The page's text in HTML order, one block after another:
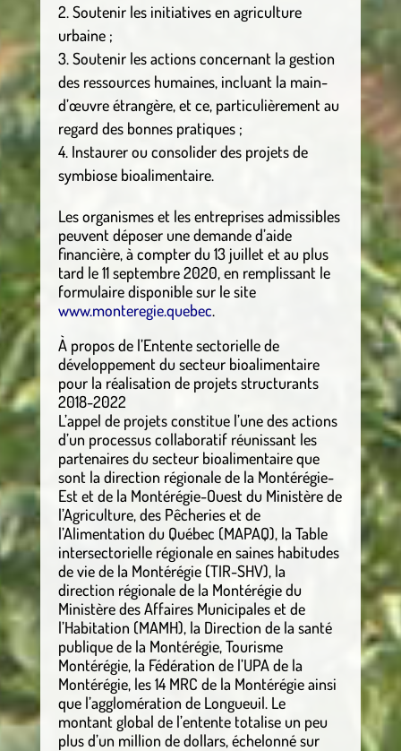
Soutenir les initiatives en agriculture
urbaine ;
Soutenir les actions concernant la gestion
des ressources humaines, incluant la main-
d’œuvre étrangère, et ce, particulièrement au
regard des bonnes pratiques ;
Instaurer ou consolider des projets de
symbiose bioalimentaire.
Les organismes et les entreprises admissibles
peuvent déposer une demande d’aide
financière, à compter du 13 juillet et au plus
tard le 11 septembre 2020, en remplissant le
formulaire disponible sur le site
www.monteregie.quebec.
À propos de l’Entente sectorielle de
développement du secteur bioalimentaire
pour la réalisation de projets structurants
2018-2022
L’appel de projets constitue l’une des actions
d’un processus collaboratif réunissant les
partenaires du secteur bioalimentaire que
sont la direction régionale de la Montérégie-
Est et de la Montérégie-Ouest du Ministère de
l’Agriculture, des Pêcheries et de
l’Alimentation du Québec (MAPAQ), la Table
intersectorielle régionale en saines habitudes
de vie de la Montérégie (TIR-SHV), la
direction régionale de la Montérégie du
Ministère des Affaires Municipales et de
l’Habitation (MAMH), la Direction de la santé
publique de la Montérégie, Tourisme
Montérégie, la Fédération de l’UPA de la
Montérégie, les 14 MRC de la Montérégie ainsi
que l’agglomération de Longueuil. Le
montant global de l’entente totalise un peu
plus d’un million de dollars, échelonné sur